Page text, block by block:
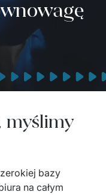
myślimy
bazy
na całym